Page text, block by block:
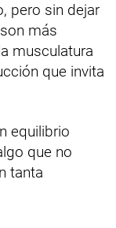
pero sin dejar
más
musculatura
que invita
equilibrio
que no
tanta